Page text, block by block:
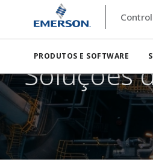
PRODUTOS E SOFTWARE
Controle final Soluções
Soluções